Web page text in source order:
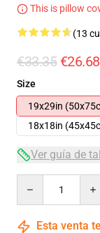
This is pillow
(13
€33.35 €26.68
Size
19x29in
18x18in
Ver guía de
Esta venta